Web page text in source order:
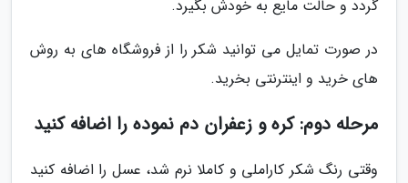
گردد و حالت مایع به خودش بگیرد.
در صورت تمایل می توانید شکر را از فروشگاه های به روش
های خرید و اینترنتی بخرید.
مرحله دوم: کره و زعفران دم نموده را اضافه کنید
وقتی رنگ شکر کاراملی و کاملا نرم شد، عسل را اضافه کنید